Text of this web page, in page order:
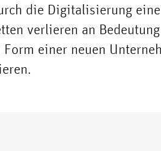
die Digitalisierung
verlieren an
einer neuen